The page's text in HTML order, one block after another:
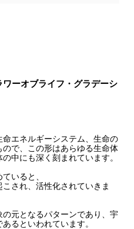
ワーオブライフ・グラデーシ
エネルギーシステム、生命の
で、この形はあらゆる生命体
中にも深く刻まれています。
いると、
され、活性化されていきま
元となるパターンであり、宇
るといわれています。